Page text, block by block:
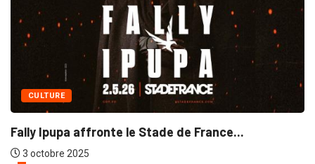
CULTURE
Ipupa affronte le Stade de France...
2025